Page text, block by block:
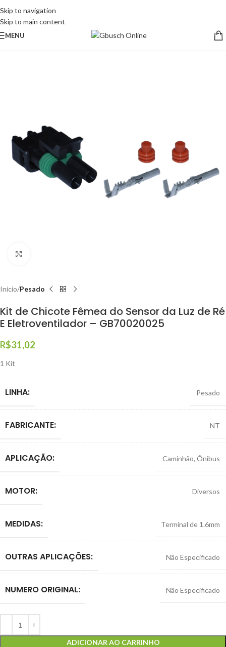
Skip to navigation
Skip to main content
MENU
Início Pesado
Kit de Chicote Fêmea do Sensor da Luz de Ré
E Eletroventilador – GB70020025
R$31,02
1 Kit
LINHA: Pesado
FABRICANTE: NT
APLICAÇÃO: Caminhão, Ônibus
MOTOR: Diversos
MEDIDAS: Terminal de 1.6mm
OUTRAS APLICAÇÕES: Não Especificado
NUMERO ORIGINAL: Não Especificado
ADICIONAR AO CARRINHO